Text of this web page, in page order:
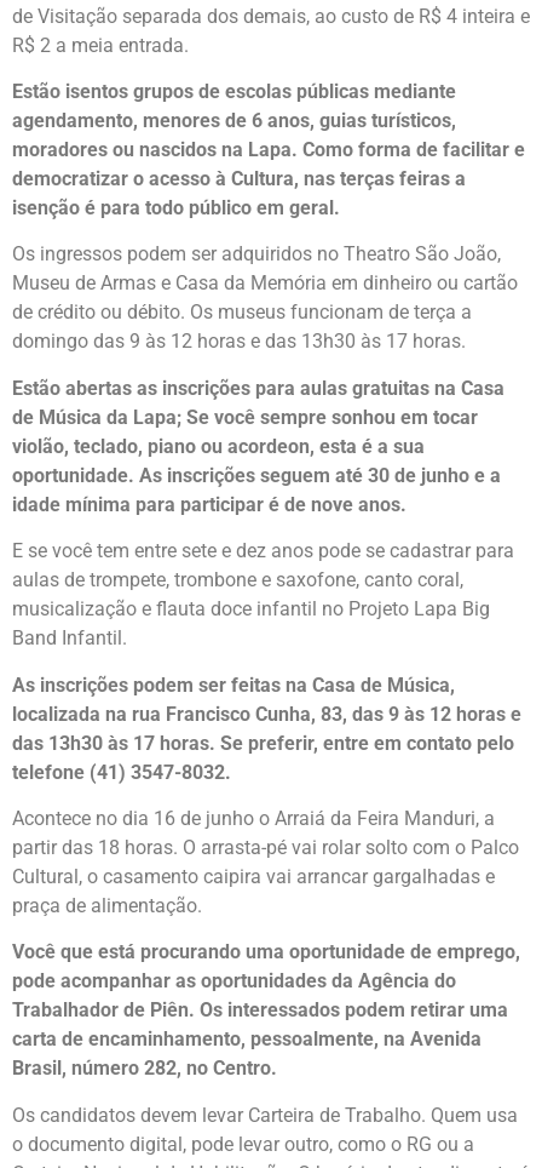
de Visitação separada dos demais, ao custo de R$ 4 inteira e
R$ 2 a meia entrada.
Estão isentos grupos de escolas públicas mediante
agendamento, menores de 6 anos, guias turísticos,
moradores ou nascidos na Lapa. Como forma de facilitar e
democratizar o acesso à Cultura, nas terças feiras a
isenção é para todo público em geral.
Os ingressos podem ser adquiridos no Theatro São João,
Museu de Armas e Casa da Memória em dinheiro ou cartão
de crédito ou débito. Os museus funcionam de terça a
domingo das 9 às 12 horas e das 13h30 às 17 horas.
Estão abertas as inscrições para aulas gratuitas na Casa
de Música da Lapa; Se você sempre sonhou em tocar
violão, teclado, piano ou acordeon, esta é a sua
oportunidade. As inscrições seguem até 30 de junho e a
idade mínima para participar é de nove anos.
E se você tem entre sete e dez anos pode se cadastrar para
aulas de trompete, trombone e saxofone, canto coral,
musicalização e flauta doce infantil no Projeto Lapa Big
Band Infantil.
As inscrições podem ser feitas na Casa de Música,
localizada na rua Francisco Cunha, 83, das 9 às 12 horas e
das 13h30 às 17 horas. Se preferir, entre em contato pelo
telefone (41) 3547-8032.
Acontece no dia 16 de junho o Arraiá da Feira Manduri, a
partir das 18 horas. O arrasta-pé vai rolar solto com o Palco
Cultural, o casamento caipira vai arrancar gargalhadas e
praça de alimentação.
Você que está procurando uma oportunidade de emprego,
pode acompanhar as oportunidades da Agência do
Trabalhador de Piên. Os interessados podem retirar uma
carta de encaminhamento, pessoalmente, na Avenida
Brasil, número 282, no Centro.
Os candidatos devem levar Carteira de Trabalho. Quem usa
o documento digital, pode levar outro, como o RG ou a